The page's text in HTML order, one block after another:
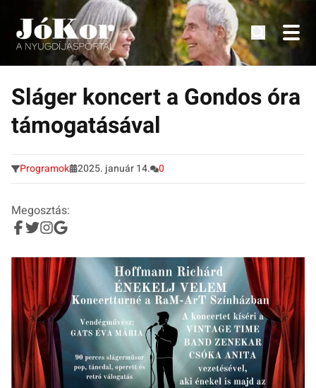
Tovább
tartalomra
Tudnivalók, érdekességek idősek számára.
Sláger koncert a Gondos óra
támogatásával
Programok 2025. január 14. 0
Megosztás: